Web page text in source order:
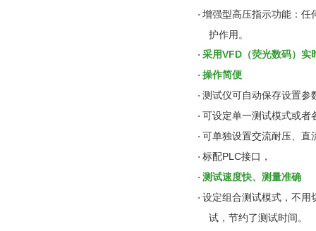
· 增强型高压指示功能：任
护作用。
· 采用VFD（荧光数码）实
· 操作简便
· 测试仪可自动保存设置参
· 可设定单一测试模式或者
· 可单独设置交流耐压、直
· 标配PLC接口，
· 测试速度快、测量准确
· 设定组合测试模式，不用
试，节约了测试时间。